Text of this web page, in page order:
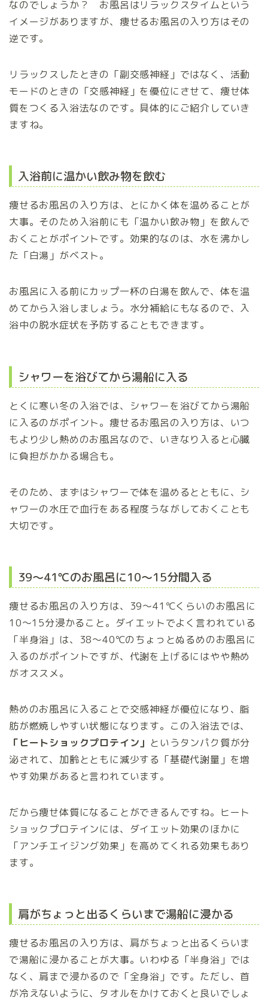
なのでしょうか？ お風呂はリラックスタイムという
イメージがありますが、痩せるお風呂の入り方はその
逆です。
リラックスしたときの「副交感神経」ではなく、活動
モードのときの「交感神経」を優位にさせて、痩せ体
質をつくる入浴法なのです。具体的にご紹介していき
ますね。
入浴前に温かい飲み物を飲む
痩せるお風呂の入り方は、とにかく体を温めることが
大事。そのため入浴前にも「温かい飲み物」を飲んで
おくことがポイントです。効果的なのは、水を沸かし
た「白湯」がベスト。
お風呂に入る前にカップ一杯の白湯を飲んで、体を温
めてから入浴しましょう。水分補給にもなるので、入
浴中の脱水症状を予防することもできます。
シャワーを浴びてから湯船に入る
とくに寒い冬の入浴では、シャワーを浴びてから湯船
に入るのがポイント。痩せるお風呂の入り方は、いつ
もより少し熱めのお風呂なので、いきなり入ると心臓
に負担がかかる場合も。
そのため、まずはシャワーで体を温めるとともに、シ
ャワーの水圧で血行をある程度うながしておくことも
大切です。
39～41℃のお風呂に10～15分間入る
痩せるお風呂の入り方は、39～41℃くらいのお風呂に
10～15分浸かること。ダイエットでよく言われている
「半身浴」は、38～40℃のちょっとぬるめのお風呂に
入るのがポイントですが、代謝を上げるにはやや熱め
がオススメ。
熱めのお風呂に入ることで交感神経が優位になり、脂
肪が燃焼しやすい状態になります。この入浴法では、
「ヒートショックプロテイン」 というタンパク質が分
泌されて、加齢とともに減少する「基礎代謝量」を増
やす効果があると言われています。
だから痩せ体質になることができるんですね。ヒート
ショックプロテインには、ダイエット効果のほかに
「アンチエイジング効果」を高めてくれる効果もあり
ます。
肩がちょっと出るくらいまで湯船に浸かる
痩せるお風呂の入り方は、肩がちょっと出るくらいま
で湯船に浸かることが大事。いわゆる「半身浴」では
なく、肩まで浸かるので「全身浴」です。ただし、首
が冷えないように、タオルをかけておくと良いでしょ